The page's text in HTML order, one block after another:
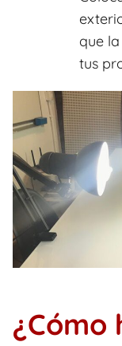
que
tus
¿Cómo